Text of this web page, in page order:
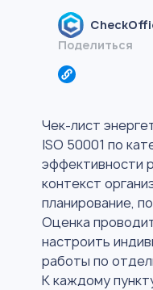
Поделиться
Чек-лист
ISO 50001 по
эффективности
контекст
планирование,
Оценка
настроить
работы по
К каждому